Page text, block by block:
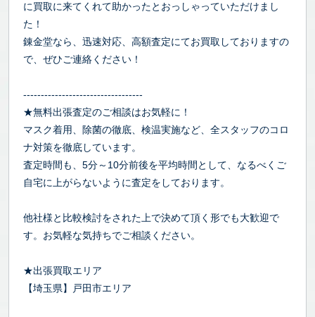
に買取に来てくれて助かったとおっしゃっていただけまし
た！
錬金堂なら、迅速対応、高額査定にてお買取しておりますの
で、ぜひご連絡ください！
----------------------------------
★無料出張査定のご相談はお気軽に！
マスク着用、除菌の徹底、検温実施など、全スタッフのコロ
ナ対策を徹底しています。
査定時間も、5分～10分前後を平均時間として、なるべくご
自宅に上がらないように査定をしております。
他社様と比較検討をされた上で決めて頂く形でも大歓迎で
す。お気軽な気持ちでご相談ください。
★出張買取エリア
【埼玉県】戸田市エリア